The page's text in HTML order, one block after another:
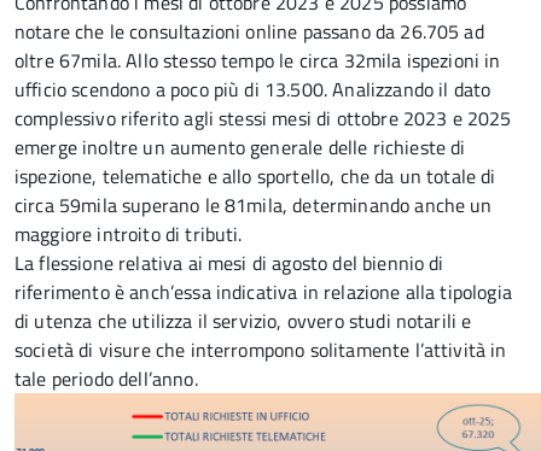
notare che le consultazioni online passano da 26.705 ad
oltre 67mila. Allo stesso tempo le circa 32mila ispezioni in
ufficio scendono a poco più di 13.500. Analizzando il dato
complessivo riferito agli stessi mesi di ottobre 2023 e 2025
emerge inoltre un aumento generale delle richieste di
ispezione, telematiche e allo sportello, che da un totale di
circa 59mila superano le 81mila, determinando anche un
maggiore introito di tributi.
La flessione relativa ai mesi di agosto del biennio di
riferimento è anch’essa indicativa in relazione alla tipologia
di utenza che utilizza il servizio, ovvero studi notarili e
società di visure che interrompono solitamente l’attività in
tale periodo dell’anno.